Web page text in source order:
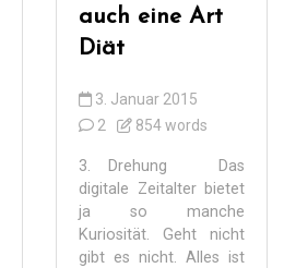
auch eine Art
Diät
3. Januar 2015
2
854 words
3. Drehung Das
digitale Zeitalter bietet
ja so manche
Kuriosität. Geht nicht
gibt es nicht. Alles ist